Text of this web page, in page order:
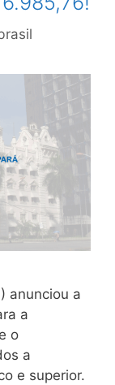
anunciou a
a
o
a
e superior.